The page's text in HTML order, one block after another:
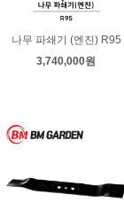
나무 파쇄기 (엔진) R95
3,740,000원